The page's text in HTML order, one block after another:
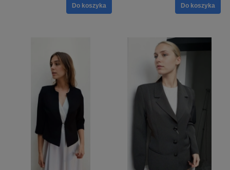
Do koszyka Do koszyka